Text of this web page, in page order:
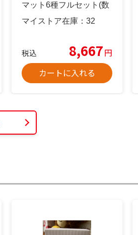
マット6種フルセット(数
マイストア在庫： 32
税込 8,667円
カートに入れる